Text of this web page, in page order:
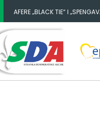
NESTANAK 780.000 EURA IZ
ODGOVORNOST MORAJU